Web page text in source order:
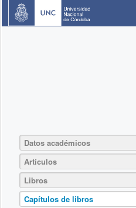
Datos académicos
Artículos
Libros
Capítulos de libros